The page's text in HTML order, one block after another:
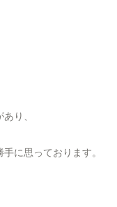
り、
に思っております。